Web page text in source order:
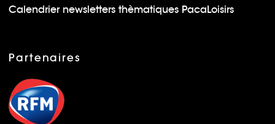
Calendrier newsletters thèmatiques PacaLoisirs
Partenaires